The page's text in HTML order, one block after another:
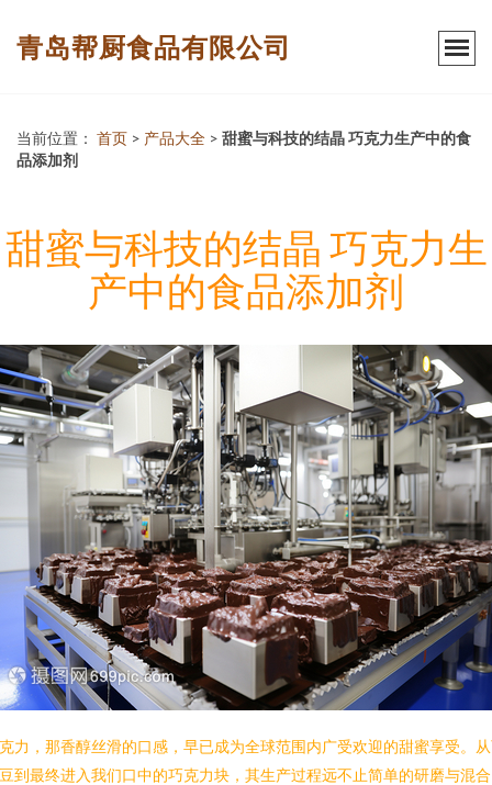
青岛帮厨食品有限公司
当前位置： 首页 > 产品大全 > 甜蜜与科技的结晶 巧克力生产中的食
品添加剂
甜蜜与科技的结晶 巧克力生
产中的食品添加剂
力，那香醇丝滑的口感，早已成为全球范围内广受欢迎的甜蜜享受。
到最终进入我们口中的巧克力块，其生产过程远不止简单的研磨与混